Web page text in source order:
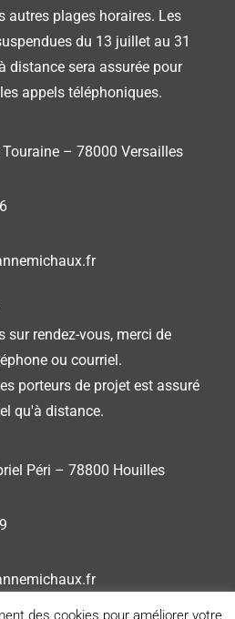
autres plages horaires. Les
du 13 juillet au 31
distance sera assurée pour
appels téléphoniques.
– 78000 Versailles
sur rendez-vous, merci de
ou courriel.
porteurs de projet est assuré
qu'à distance.
Péri – 78800 Houilles
des cookies pour améliorer votre